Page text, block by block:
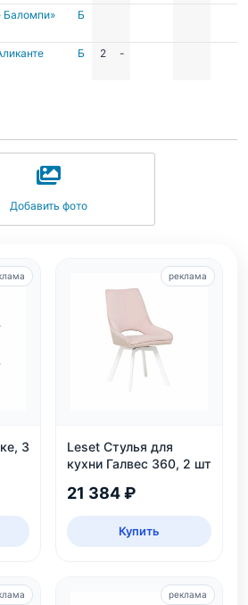
Баломпи»
Б
Б 2 -
Добавить фото
3
Leset Стулья для
кухни Галвес 360, 2 шт
21 384 ₽
Купить
реклама
реклама